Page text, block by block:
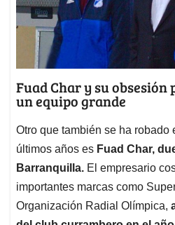
Fuad Char y su
un equipo grande
Otro que también se ha robado
últimos años es Fuad Char,
Barranquilla. El empresario
importantes marcas como
Organización Radial Olímpica,